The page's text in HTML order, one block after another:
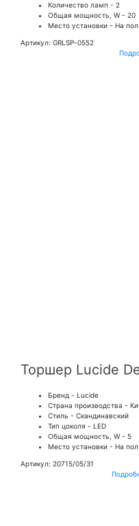
Количество ламп - 2
Общая мощность, W - 20
Место установки - На пол
Артикул: GRLSP-0552
Торшер Lucide
Бренд - Lucide
Страна производства -
Стиль - Скандинавский
Тип цоколя - LED
Общая мощность, W - 5
Место установки - На пол
Артикул: 20715/05/31